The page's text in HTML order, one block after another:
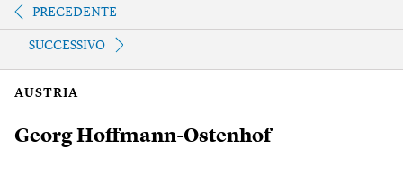
PRECEDENTE
SUCCESSIVO
AUSTRIA
Georg Hoffmann-Ostenhof